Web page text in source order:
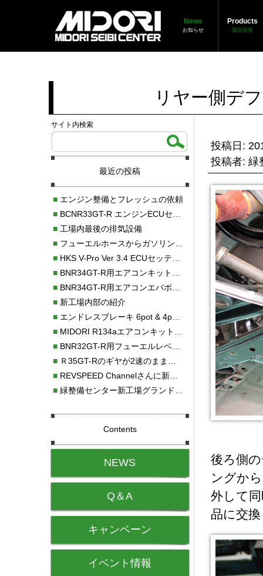
News
お知らせ
Products
製品情報
リヤー側デ
投稿日:
投稿者: 緑
後ろ側
ングか
外して
品に交
サイト内検索
最近の投稿
■エンジン整備とフレッシュの依頼
■BCNR33GT-R エンジンECUセッティング調整
■工場内最後の排気設備
■フューエルホースからガソリン漏れ
■HKS V-Pro Ver 3.4 ECUセッティング
■BNR34GT-R用エアコンキット新発売！！
■BNR34GT-R用エアコンエバポレーターを新発売！！
■新工場内部の紹介
■エンドレスブレーキ 6pot & 4potオーバーホール
■MIDORI R134aエアコンキットタイプⅡ取り付け
■BNR32GT-R用フューエルレベルセンサー新発売！！
■Ｒ35GT-Rのギヤが2速のまま変速しない！！
■REVSPEED Channelさんに新社屋を紹介していただきました!!
■緑整備センター新工場グランドオープン・続報
Contents
NEWS
Q＆A
キャンペーン
イベント情報